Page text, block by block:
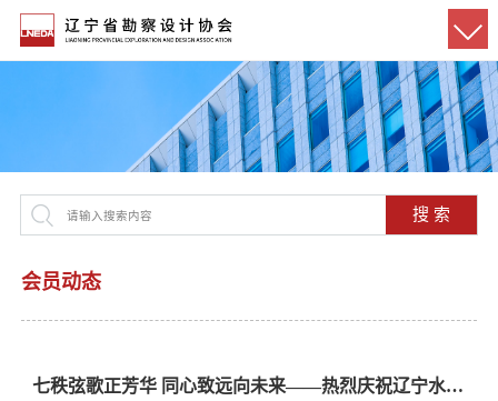
搜 索
会员动态
七秩弦歌正芳华 同心致远向未来——热烈庆祝辽宁水院建院70周年